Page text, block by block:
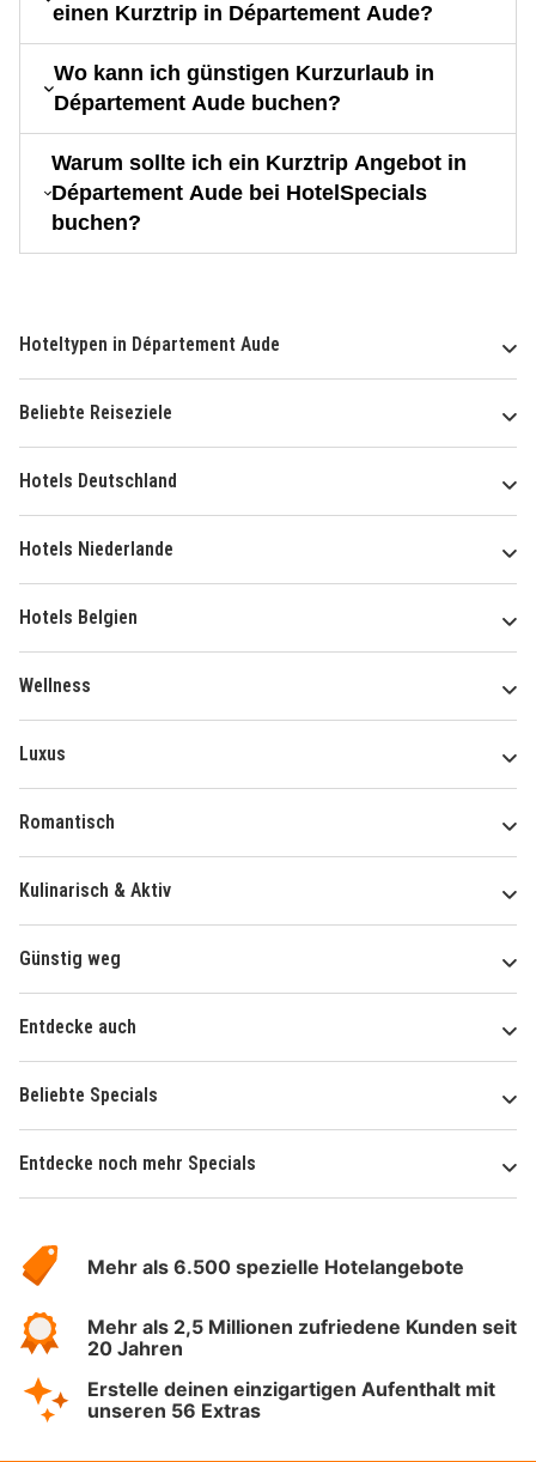
einen Kurztrip in Département Aude?
Wo kann ich günstigen Kurzurlaub in
Département Aude buchen?
Warum sollte ich ein Kurztrip Angebot in
Département Aude bei HotelSpecials
buchen?
Hoteltypen in Département Aude
Beliebte Reiseziele
Hotels Deutschland
Hotels Niederlande
Hotels Belgien
Wellness
Luxus
Romantisch
Kulinarisch & Aktiv
Günstig weg
Entdecke auch
Beliebte Specials
Entdecke noch mehr Specials
Hotelspecials
Mehr als 6.500 spezielle Hotelangebote
Mehr als 2,5 Millionen zufriedene Kunden seit
20 Jahren
Erstelle deinen einzigartigen Aufenthalt mit
unseren 56 Extras